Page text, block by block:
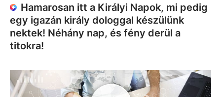
Hamarosan itt a Királyi Napok, mi pedig
egy igazán király dologgal készülünk
nektek! Néhány nap, és fény derül a
titokra!